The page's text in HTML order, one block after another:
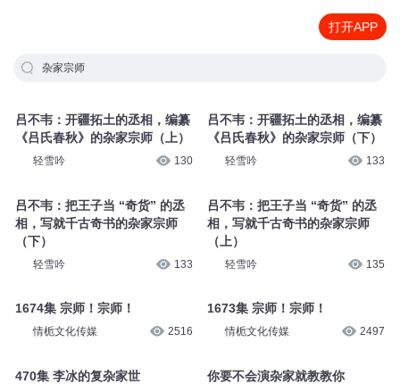
打开APP
杂家宗师
吕不韦：开疆拓土的丞相，编纂
《吕氏春秋》的杂家宗师（上）
轻雪吟 130
吕不韦：把王子当 “奇货” 的丞
相，写就千古奇书的杂家宗师
（下）
轻雪吟 133
1674集 宗师！宗师！
情栀文化传媒 2516
470集 李冰的复杂家世
吕不韦：开疆拓土的丞相，编纂
《吕氏春秋》的杂家宗师（下）
轻雪吟 133
吕不韦：把王子当 “奇货” 的丞
相，写就千古奇书的杂家宗师
（上）
轻雪吟 135
1673集 宗师！宗师！
情栀文化传媒 2497
你要不会演杂家就教教你